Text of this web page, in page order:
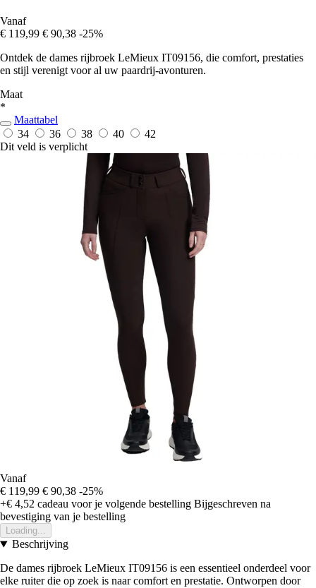
Vanaf
€ 119,99 € 90,38 -25%
Ontdek de dames rijbroek LeMieux IT09156, die comfort, prestaties
en stijl verenigt voor al uw paardrij-avonturen.
Maat
*
Maattabel
34
36 38 40
42
Dit veld is verplicht
Vanaf
€ 119,99 € 90,38 -25%
+€ 4,52 cadeau voor je volgende bestelling Bijgeschreven na
bevestiging van je bestelling
Loading...
Beschrijving
De dames rijbroek LeMieux IT09156 is een essentieel onderdeel voor
elke ruiter die op zoek is naar comfort en prestatie. Ontworpen door